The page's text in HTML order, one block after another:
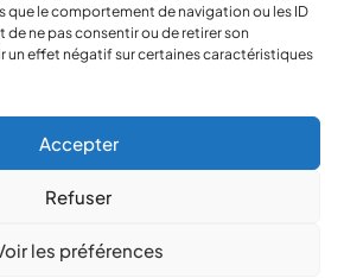
que le comportement de navigation ou les ID
de ne pas consentir ou de retirer son
un effet négatif sur certaines caractéristiques
Accepter
Refuser
les préférences
Tous droits réservés